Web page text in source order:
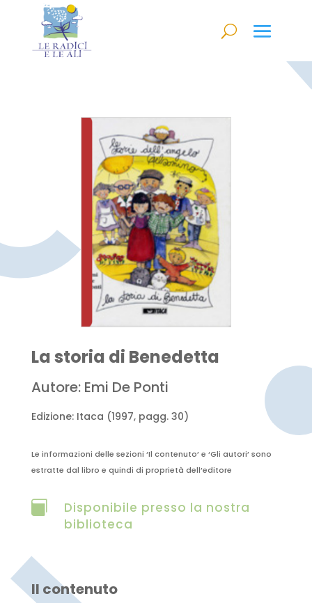
La storia di Benedetta
Autore: Emi De Ponti
Edizione: Itaca (1997, pagg. 30)
Le informazioni delle sezioni ‘Il contenuto’ e ‘Gli autori’ sono
estratte dal libro e quindi di proprietà dell’editore

Disponibile presso la nostra
biblioteca
Il contenuto